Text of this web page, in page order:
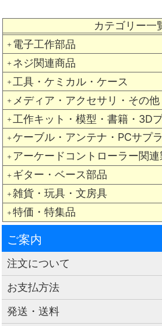
カテゴリー一
＋ 電子工作部品
＋ ネジ関連商品
＋ 工具・ケミカル・ケース
＋ メディア・アクセサリ・その他
＋ 工作キット・模型・書籍・3D
＋ ケーブル・アンテナ・PCサプ
＋ アーケードコントローラー関連
＋ ギター・ベース部品
＋ 雑貨・玩具・文房具
＋ 特価・特集品
ご案内
注文について
お支払方法
発送・送料